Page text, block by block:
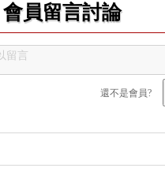
會員留言討論
還不是會員?